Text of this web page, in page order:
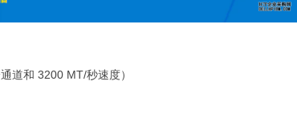
道和 3200 MT/秒速度）